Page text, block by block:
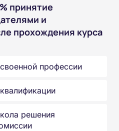
принятие
и
прохождения курса
профессии
решения